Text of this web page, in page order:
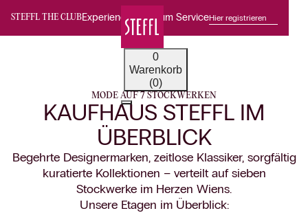
STEFFL THE CLUBExperience Premium ServiceHier registrieren
0
Warenkorb
(0)
MODE AUF 7 STOCKWERKEN
KAUFHAUS STEFFL IM
ÜBERBLICK
Begehrte Designermarken, zeitlose Klassiker, sorgfältig
kuratierte Kollektionen – verteilt auf sieben
Stockwerke im Herzen Wiens.
Unsere Etagen im Überblick: